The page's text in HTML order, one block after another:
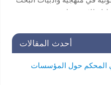
. للاستفسار:
أحدث المقالات
المحكم حول المؤسسات